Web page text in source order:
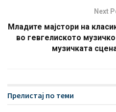
Next
Младите мајстори на
во гевгелиското
музичката
Прелистај по теми